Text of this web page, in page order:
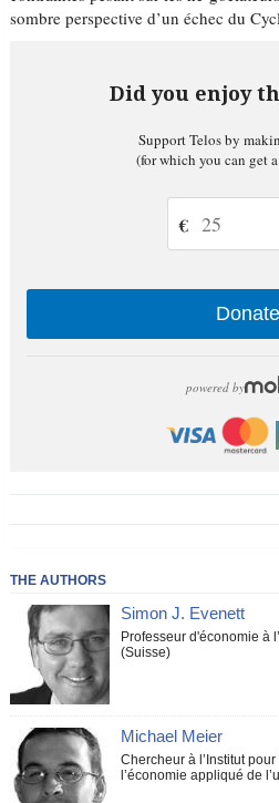
sombre perspective d’un échec du
Did you enjoy
Support Telos by
(for which you can get
€
Donate
powered by
THE AUTHORS
Simon J. Evenett
Professeur d'économie à
(Suisse)
Michael Meier
Chercheur à l’Institut
l’économie appliqué de